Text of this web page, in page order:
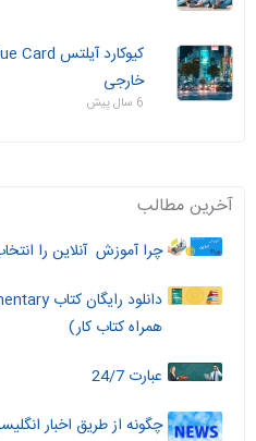
خارجی
6 سال پیش
آخرین مطالب
چرا آموزش آنلاین را
همراه کتاب کار)
عبارت 24/7
چگونه از طریق اخبار